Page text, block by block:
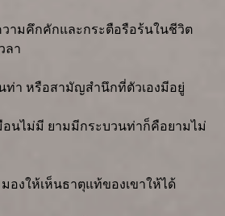
วามคึกคักและกระตือรือร้นในชีวิต
ลา
ท่า หรือสามัญสำนึกที่ตัวเองมีอยู่
อนไม่มี ยามมีกระบวนท่าก็คือยามไม่
องให้เห็นธาตุแท้ของเขาให้ได้